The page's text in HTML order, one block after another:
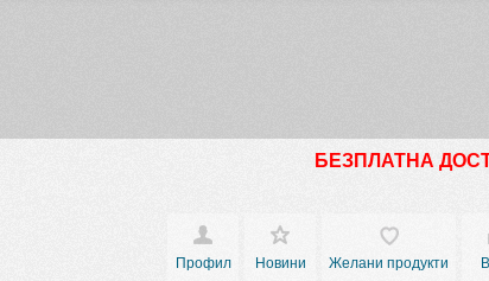
БЕЗПЛАТНА
Профил
Новини Желани продукти